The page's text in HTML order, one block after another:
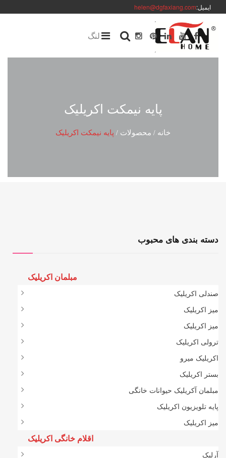
ایمیل:helen@dgfaxiang.com
لنگ
پایه نیمکت اکریلیک
خانه / محصولات / پایه نیمکت اکریلیک
دسته بندی های محبوب
مبلمان اکریلیک
صندلی اکریلیک
میز اکریلیک
میز اکریلیک
ترولی اکریلیک
اکریلیک میرو
بستر اکریلیک
مبلمان آکریلیک حیوانات خانگی
پایه تلویزیون اکریلیک
میز اکریلیک
اقلام خانگی اکریلیک
آرلیک